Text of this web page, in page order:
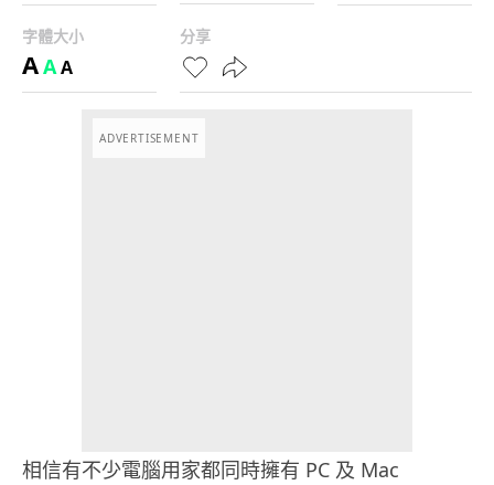
字體大小
AAA
分享
ADVERTISEMENT
相信有不少電腦用家都同時擁有 PC 及 Mac